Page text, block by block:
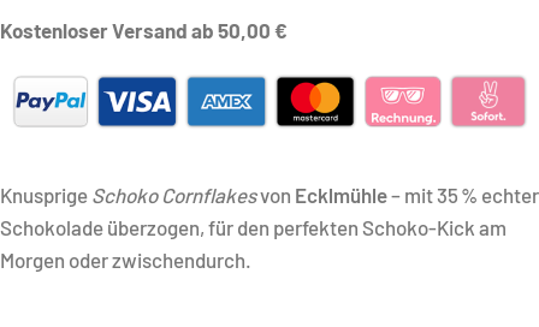
Kostenloser Versand ab 50,00 €
Knusprige Schoko Cornflakesvon Ecklmühle– mit 35 % echter
Schokolade überzogen, für den perfekten Schoko-Kick am
Morgen oder zwischendurch.